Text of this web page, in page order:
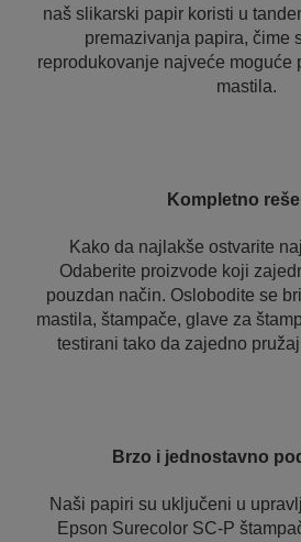
naš slikarski papir koristi u
premazivanja papira, čime
reprodukovanje najveće moguće
mastila.
Kompletno
Kako da najlakše ostvarite
Odaberite proizvode koji
pouzdan način. Oslobodite se
mastila, štampače, glave za
testirani tako da zajedno
Brzo i jednostavno
Naši papiri su uključeni u
Epson Surecolor SC-P